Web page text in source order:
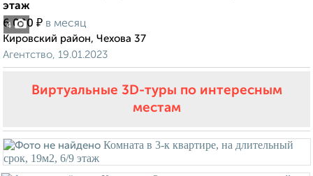
4
этаж
6 000 ₽ в месяц
Кировский район, Чехова 37
Агентство, 19.01.2023
Виртуальные 3D-туры по интересным
местам